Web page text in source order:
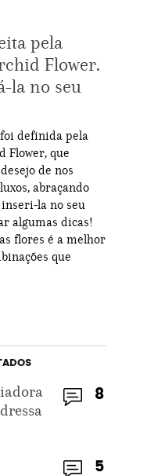
pela
Flower.
la no seu
definida pela
Flower, que
de nos
abraçando
la no seu
algumas dicas!
flores é a melhor
que
8
5